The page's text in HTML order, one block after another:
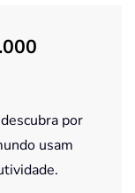
por
usam